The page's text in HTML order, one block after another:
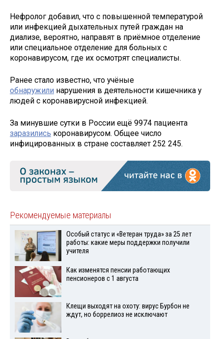
Нефролог добавил, что с повышенной температурой
или инфекцией дыхательных путей граждан на
диализе, вероятно, направят в приёмное отделение
или специальное отделение для больных с
коронавирусом, где их осмотрят специалисты.
Ранее стало известно, что учёные
обнаружили нарушения в деятельности кишечника у
людей с коронавирусной инфекцией.
За минувшие сутки в России ещё 9974 пациента
заразились коронавирусом. Общее число
инфицированных в стране составляет 252 245.
Рекомендуемые материалы
Особый статус и «Ветеран труда» за 25 лет
работы: какие меры поддержки получили
учителя
Как изменятся пенсии работающих
пенсионеров с 1 августа
Клещи выходят на охоту: вирус Бурбон не
ждут, но боррелиоз не исключают